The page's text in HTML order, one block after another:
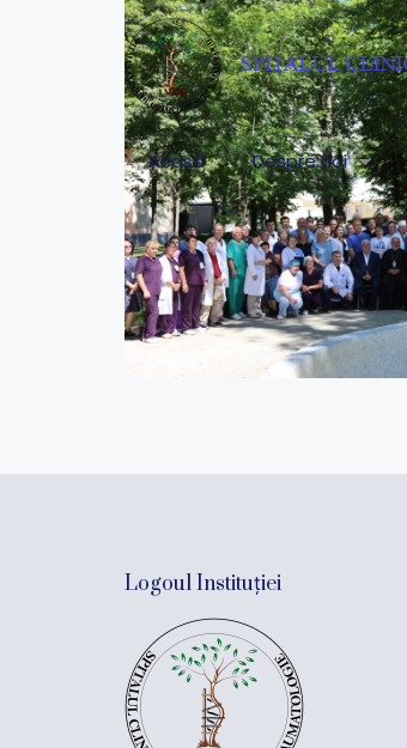
Acasă Despre noi
Logoul Instituției